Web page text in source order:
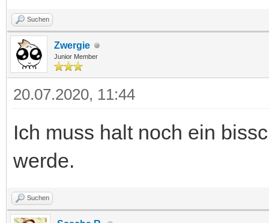
Suchen
Zwergie
Junior Member
20.07.2020, 11:44
Ich muss halt noch ein
werde.
Suchen